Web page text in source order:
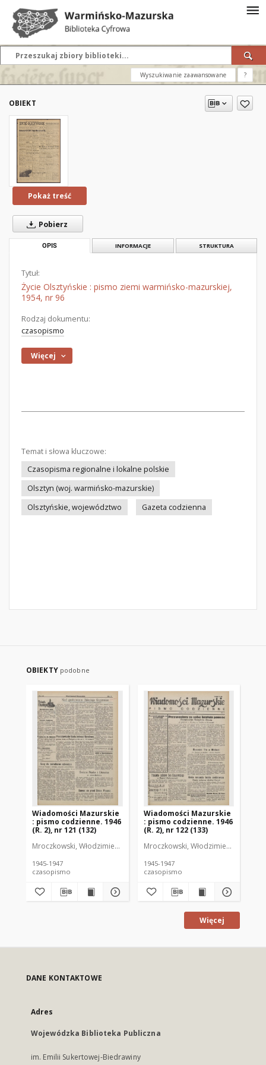
Wyszukiwanie zaawansowane ?
OBIEKT
Pokaż treść
Pobierz
OPIS INFORMACJE STRUKTURA
Tytuł:
Życie Olsztyńskie : pismo ziemi warmińsko-mazurskiej,
1954, nr 96
Rodzaj dokumentu:
czasopismo
Więcej
Temat i słowa kluczowe:
Czasopisma regionalne i lokalne polskie
Olsztyn (woj. warmińsko-mazurskie)
Olsztyńskie, województwo
Gazeta codzienna
OBIEKTY podobne
Wiadomości Mazurskie
: pismo codzienne. 1946
(R. 2), nr 121 (132)
Mroczkowski, Włodzimierz (1902-1971). Redaktor
1945-1947
czasopismo
Wiadomości Mazurskie
: pismo codzienne. 1946
(R. 2), nr 122 (133)
Mroczkowski, Włodzimierz (1902-
1945-1947
czasopismo
Więcej
DANE KONTAKTOWE
Adres
Wojewódzka Biblioteka Publiczna
im. Emilii Sukertowej-Biedrawiny